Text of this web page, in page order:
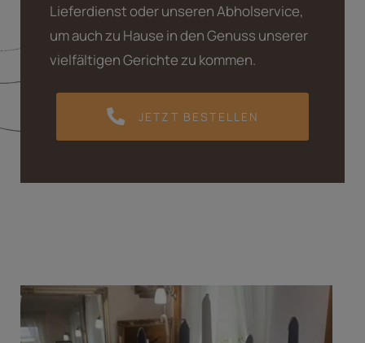
Lieferdienst oder unseren Abholservice,
um auch zu Hause in den Genuss unserer
vielfältigen Gerichte zu kommen.
JETZT BESTELLEN